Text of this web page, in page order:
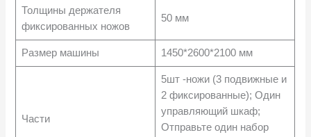
Толщины держателя
фиксированных ножов
50 мм
Размер машины 1450*2600*2100 мм
Части
5шт -ножи (3 подвижные и
2 фиксированные); Один
управляющий шкаф;
Отправьте один набор